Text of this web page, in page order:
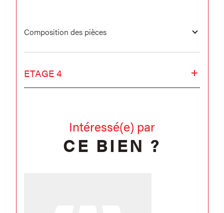
Composition des pièces
ETAGE 4
Intéressé(e) par
CE BIEN ?